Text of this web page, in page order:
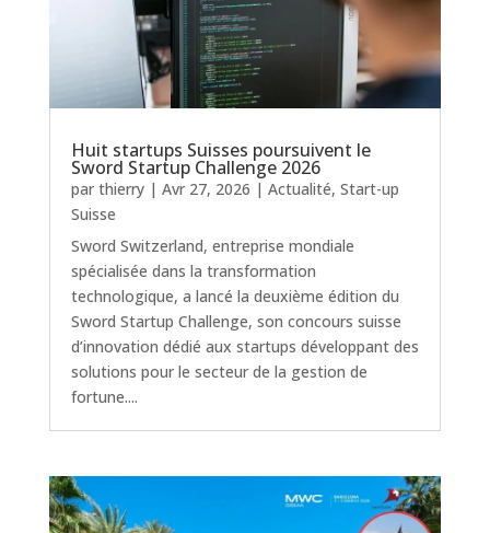
Huit startups Suisses poursuivent le
Sword Startup Challenge 2026
par thierry| Avr 27, 2026 | Actualité, Start-up
Suisse
Sword Switzerland, entreprise mondiale
spécialisée dans la transformation
technologique, a lancé la deuxième édition du
Sword Startup Challenge, son concours suisse
d’innovation dédié aux startups développant des
solutions pour le secteur de la gestion de
fortune....